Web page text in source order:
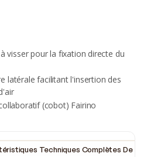
visser pour la fixation directe du
latérale facilitant l'insertion des
(cobot) Fairino
Techniques Complètes De Tous